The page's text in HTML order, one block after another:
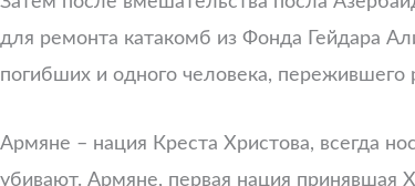
для ремонта катакомб из Фонда Гейдара
погибших и одного человека,
Армяне – нация Креста Христова, всегда
убивают. Армяне, первая нация принявшая